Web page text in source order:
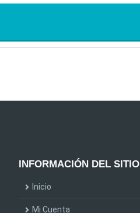
INFORMACIÓN DEL SITIO
Inicio
Mi Cuenta